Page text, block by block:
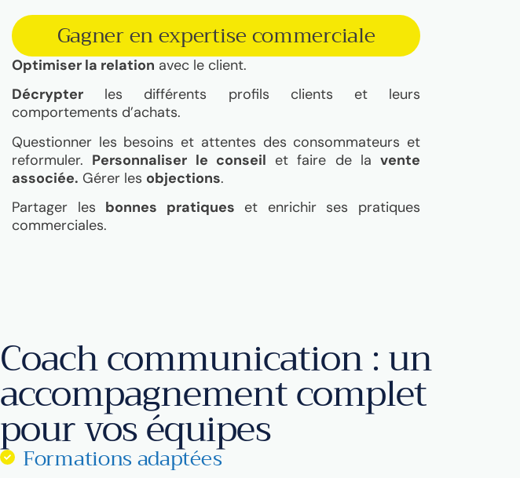
Gagner en expertise commerciale
Optimiser la relation avec le client.
Décrypter les différents profils clients et leurs
comportements d’achats.
Questionner les besoins et attentes des consommateurs et
reformuler. Personnaliser le conseil et faire de la vente
associée. Gérer les objections.
Partager les bonnes pratiques et enrichir ses pratiques
commerciales.
Coach communication : un
accompagnement complet
pour vos équipes
Formations adaptées